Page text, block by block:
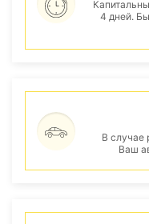
4 дней.
В случае
Ваш